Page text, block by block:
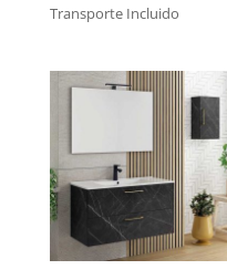
Transporte Incluido